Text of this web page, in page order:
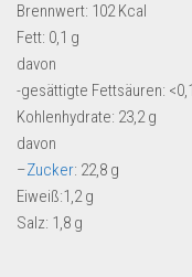
eBay Restposten kaufen
Saison & Eventprodkte
Dropshipping-Produkte
B2B Produkte
Grosshandel
Amazon
Brennwert: 102 Kcal
Fett: 0,1 g
davon
-gesättigte Fettsäuren:
Kohlenhydrate: 23,2 g
davon
–Zucker: 22,8 g
Eiweiß:1,2 g
Salz: 1,8 g